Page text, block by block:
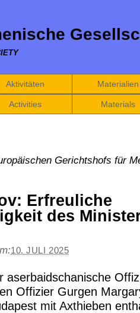
Aktivitäten Materialien
Activities Materials
Gerichtshofs für
Erfreuliche
des
10. JULI 2025
aserbaidschanische
Offizier Gurgen
mit Axthieben